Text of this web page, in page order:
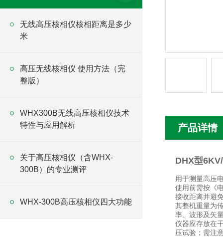
无线高压核相仪核相距离是多少
米
高压无线核相仪 使用方法（完
整版）
WHX300B无线高压核相仪技术
特性与应用解析
关于高压核相仪（含WHX-
300B）的专业测评
WHX-300B高压核相仪四大功能
产品详情
DHX型
用于测量高压
使用前需按《
接收距离并避
其整机重量为
率、波形及矢
仪器应存放在
压试验；需注